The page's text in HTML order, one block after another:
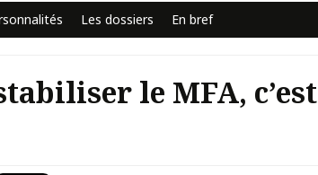
Les dossiers En bref
le MFA, c’est